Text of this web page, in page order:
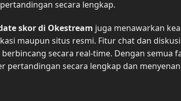
secara lengkap.
skor di Okestream juga menawarkan
maupun situs resmi. Fitur chat dan
secara real-time. Dengan semua
pertandingan secara lengkap dan